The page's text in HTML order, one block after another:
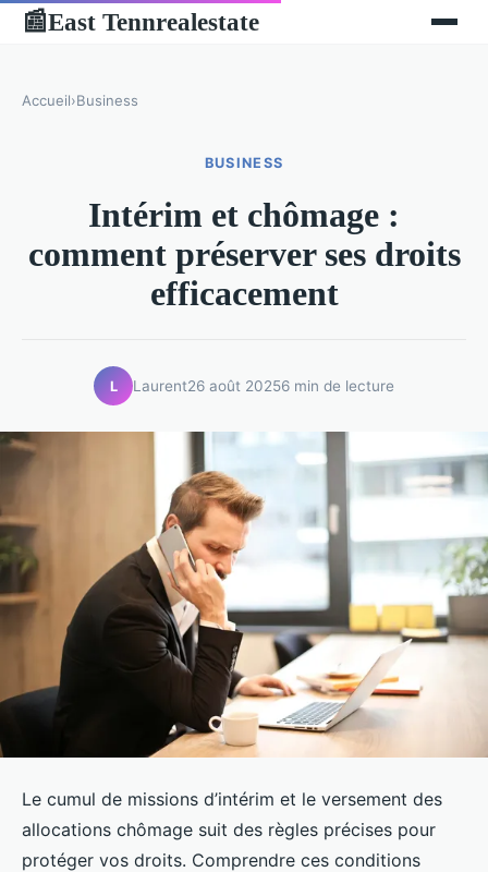
📰East Tennrealestate
Accueil›Business
BUSINESS
Intérim et chômage :
comment préserver ses droits
efficacement
L Laurent26 août 20256 min de lecture
Le cumul de missions d’intérim et le versement des
allocations chômage suit des règles précises pour
protéger vos droits. Comprendre ces conditions